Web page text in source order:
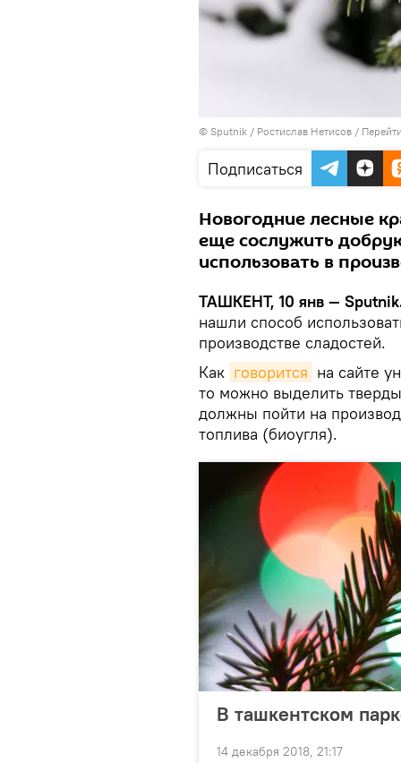
© Sputnik / Ростислав Нетисов /
Подписаться
Новогодние лесные
еще сослужить
использовать в
ТАШКЕНТ, 10 янв —
нашли способ
производстве сладостей.
Как говорится на сайте
то можно выделить
должны пойти на
топлива (биоугля).
В ташкентском
14 декабря 2018, 21:17